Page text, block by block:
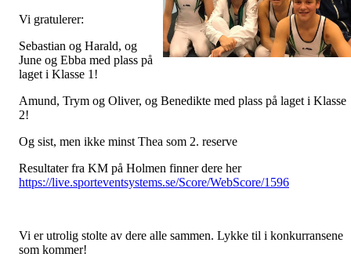
Vi gratulerer:
Sebastian og Harald, og
June og Ebba med plass på
laget i Klasse 1!
Amund, Trym og Oliver, og Benedikte med plass på laget i Klasse
2!
Og sist, men ikke minst Thea som 2. reserve
Resultater fra KM på Holmen finner dere her
https://live.sporteventsystems.se/Score/WebScore/1596
Vi er utrolig stolte av dere alle sammen. Lykke til i konkurransene
som kommer!